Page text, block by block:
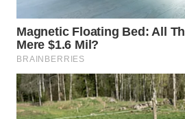
WN
MADURA
WN
SURABAYA